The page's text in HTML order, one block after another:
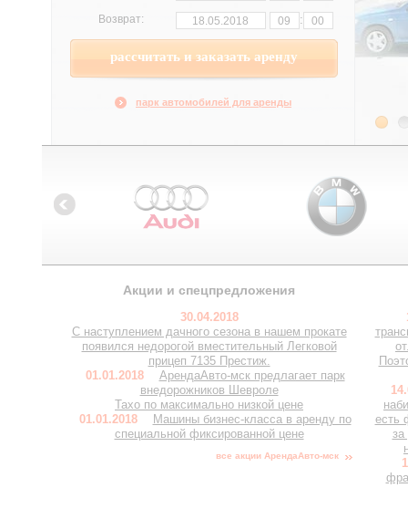
Возврат: :
парк автомобилей для аренды
Акции и спецпредложения
30.04.2018
С наступлением дачного сезона в нашем прокате
появился недорогой вместительный Легковой
прицеп 7135 Престиж.
01.01.2018
АрендаАвто-мск предлагает парк
внедорожников Шевроле
Тахо по максимально низкой цене
01.01.2018
Машины бизнес-класса в аренду по
специальной фиксированной цене
все акции АрендаАвто-мск
есть
за